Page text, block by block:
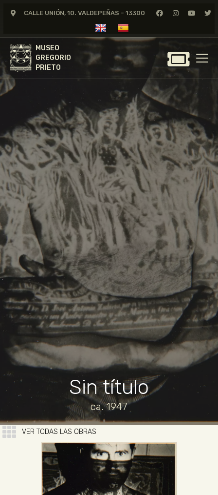
CALLE UNIÓN, 10. VALDEPEÑAS - 13300
MUSEO
GREGORIO
PRIETO
MUSEO
GREGORIO
GREGORIO PRIETO
ARCHIVO
CERTAMEN DE DIBUJO
FUNDACIÓN
TIENDA
NOTICIAS
Sin título
ca. 1947
VER TODAS LAS OBRAS